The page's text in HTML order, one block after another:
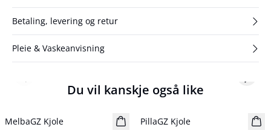
Betaling, levering og retur
Pleie & Vaskeanvisning
Du vil kanskje også like
MelbaGZ Kjole
- 50%
PillaGZ Kjole
Previous slide Next